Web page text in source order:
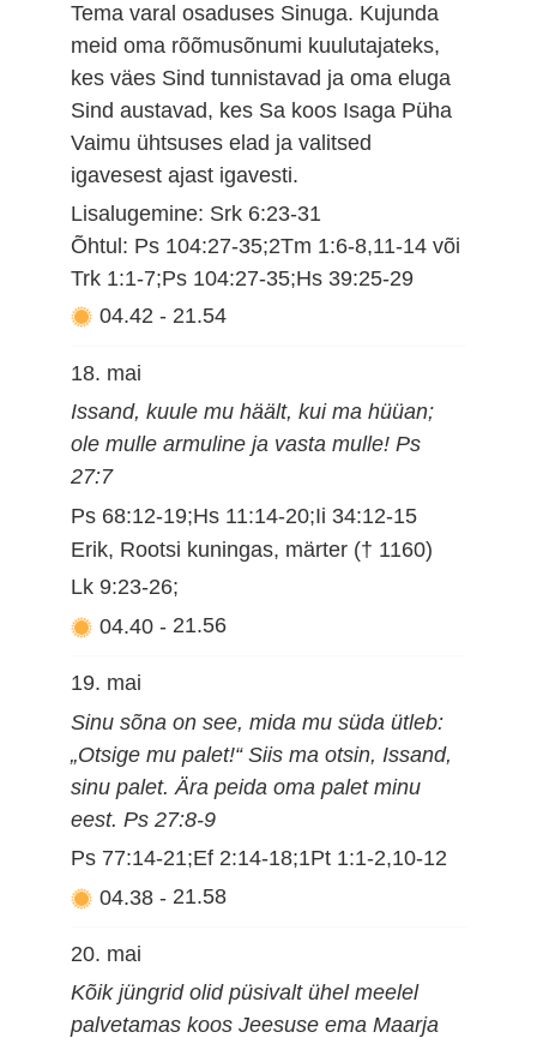
Tema varal osaduses Sinuga. Kujunda
meid oma rõõmusõnumi kuulutajateks,
kes väes Sind tunnistavad ja oma eluga
Sind austavad, kes Sa koos Isaga Püha
Vaimu ühtsuses elad ja valitsed
igavesest ajast igavesti.
Lisalugemine: Srk 6:23-31
Õhtul: Ps 104:27-35;2Tm 1:6-8,11-14 või
Trk 1:1-7;Ps 104:27-35;Hs 39:25-29
04.42 - 21.54
18. mai
Issand, kuule mu häält, kui ma hüüan;
ole mulle armuline ja vasta mulle! Ps
27:7
Ps 68:12-19;Hs 11:14-20;Ii 34:12-15
Erik, Rootsi kuningas, märter († 1160)
Lk 9:23-26;
04.40 - 21.56
19. mai
Sinu sõna on see, mida mu süda ütleb:
„Otsige mu palet!“ Siis ma otsin, Issand,
sinu palet. Ära peida oma palet minu
eest. Ps 27:8-9
Ps 77:14-21;Ef 2:14-18;1Pt 1:1-2,10-12
04.38 - 21.58
20. mai
Kõik jüngrid olid püsivalt ühel meelel
palvetamas koos Jeesuse ema Maarja